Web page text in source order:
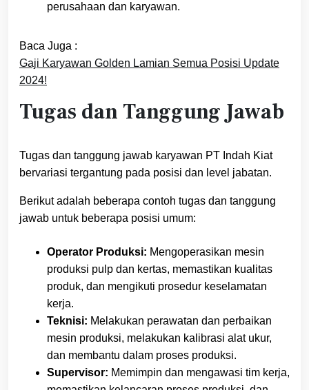
perusahaan dan karyawan.
Baca Juga :
Gaji Karyawan Golden Lamian Semua Posisi Update
2024!
Tugas dan Tanggung Jawab
Tugas dan tanggung jawab karyawan PT Indah Kiat
bervariasi tergantung pada posisi dan level jabatan.
Berikut adalah beberapa contoh tugas dan tanggung
jawab untuk beberapa posisi umum:
Operator Produksi: Mengoperasikan mesin
produksi pulp dan kertas, memastikan kualitas
produk, dan mengikuti prosedur keselamatan
kerja.
Teknisi: Melakukan perawatan dan perbaikan
mesin produksi, melakukan kalibrasi alat ukur,
dan membantu dalam proses produksi.
Supervisor: Memimpin dan mengawasi tim kerja,